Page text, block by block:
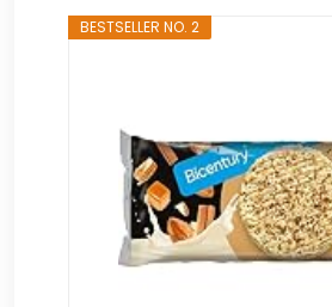
BESTSELLER NO. 2